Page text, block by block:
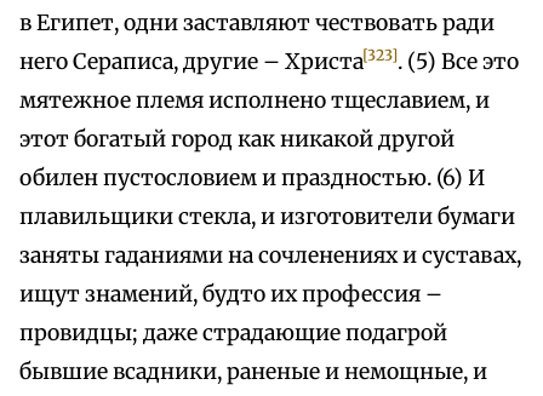
в Египет, одни заставляют чествовать ради
него Сераписа, другие – Христа[323]. (5) Все это
мятежное племя исполнено тщеславием, и
этот богатый город как никакой другой
обилен пустословием и праздностью. (6) И
плавильщики стекла, и изготовители бумаги
заняты гаданиями на сочленениях и суставах,
ищут знамений, будто их профессия –
провидцы; даже страдающие подагрой
бывшие всадники, раненые и немощные, и